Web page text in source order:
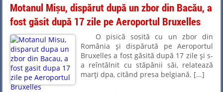
Motanul Mișu, dispărut după un zbor din Bacău, a
fost găsit după 17 zile pe Aeroportul Bruxelles
O pisică sosită cu un zbor din
România şi dispărută pe Aeroportul
Bruxelles a fost găsită după 17 zile şi s-
a reîntâlnit cu stăpânii săi, relatează
marţi dpa, citând presa belgiană. [...]